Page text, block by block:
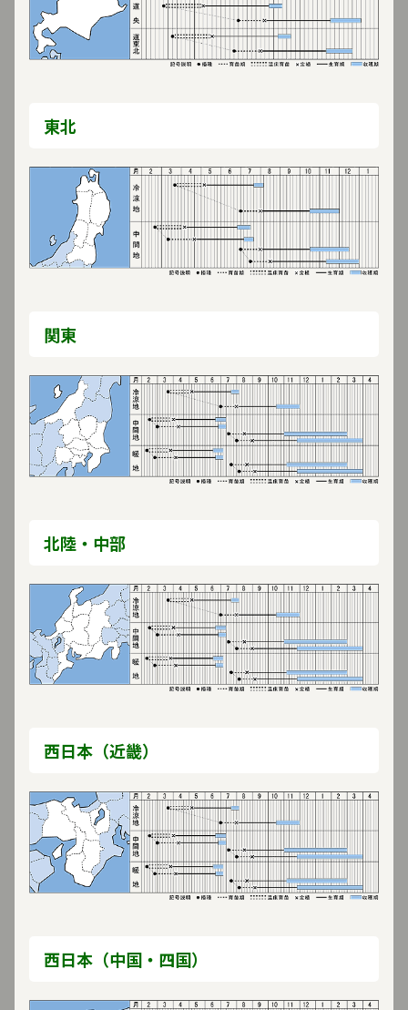
適作型 地域版の適期表を表示
他の品種と特性比較する
黒腐病に比較的強く、根張り・株張りが旺盛で、玉肥大にす
適期栽培では、定植後75日程度で収穫できる多収の中早生
種。
結球後の裂球が遅く、耐寒性にもすぐれるため、収穫期の幅
が広い。
肉質が厚いので、収穫後の日もちにすぐれる。
定植後の活着をよくするため、育苗はポットやセル育苗が適
する。
極端な乾燥や過湿は、根傷みの原因となるので注意する。
冷涼地の夏秋どりでは、元肥主体でやや控えめに施し、初期
情報誌関連記事
品目情報
東北
関東
北陸・中部
西日本（近畿）
西日本（中国・四国）